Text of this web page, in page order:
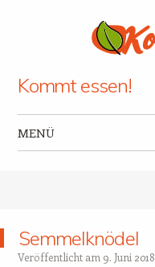
Kommt essen!
MENÜ
Semmelknödel
Veröffentlicht am 9. Juni 2018